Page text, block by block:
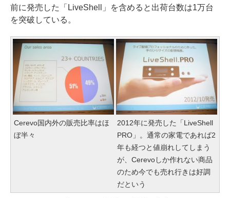
前に発売した「LiveShell」を含めると出荷台数は1万台
を突破している。
Cerevo国内外の販売比率はほ
ぼ半々
2012年に発売した「LiveShell
PRO」。通常の家電であれば2
年も経つと値崩れしてしまう
が、Cerevoしか作れない商品
のため今でも売れ行きは好調
だという